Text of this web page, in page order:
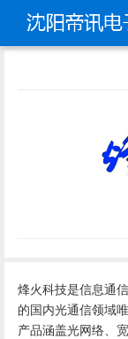
烽火科技是信息通
的国内光通信领域
产品涵盖光网络、